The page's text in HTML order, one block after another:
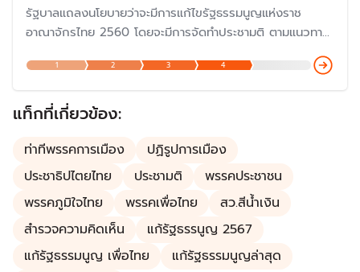
รัฐบาลแถลงนโยบายว่าจะมีการแก้ไขรัฐธรรมนูญแห่งราช
อาณาจักรไทย 2560 โดยจะมีการจัดทำประชามติ ตามแนวทาง
ของศาลรัฐธรรมนูญเป็นหลัก
1 2 3 4
แท็กที่เกี่ยวข้อง:
ท่าทีพรรคการเมือง
ปฏิรูปการเมือง
ประชาธิปไตยไทย
ประชามติ
พรรคประชาชน
พรรคภูมิใจไทย
พรรคเพื่อไทย
สว.สีน้ำเงิน
สำรวจความคิดเห็น
แก้รัฐธรรนูญ 2567
แก้รัฐธรรมนูญ เพื่อไทย
แก้รัฐธรรมนูญล่าสุด